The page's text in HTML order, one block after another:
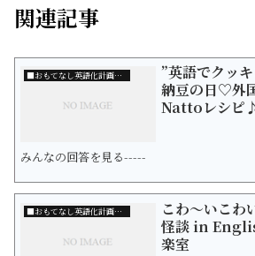
関連記事
■おもてなし英語化計画について
”英語でクッ
納豆の日♡外
Nattoレシピ
みんなの回答を見る-----
■おもてなし英語化計画について
こわ〜いこわ
怪談 in
楽室